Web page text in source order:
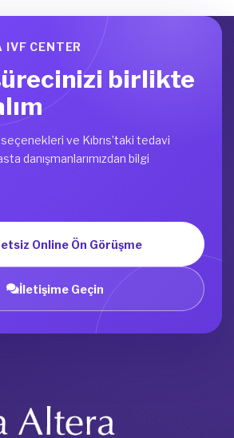
CENTER
birlikte
ve Kıbrıs’taki tedavi
danışmanlarımızdan bilgi
Online Ön Görüşme
İletişime Geçin